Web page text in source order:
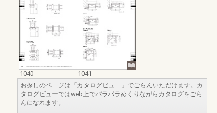
1040
1041
お探しのページは「カタログビュー」でごらんいただけます。カ
タログビューではweb上でパラパラめくりながらカタログをごら
んになれます。